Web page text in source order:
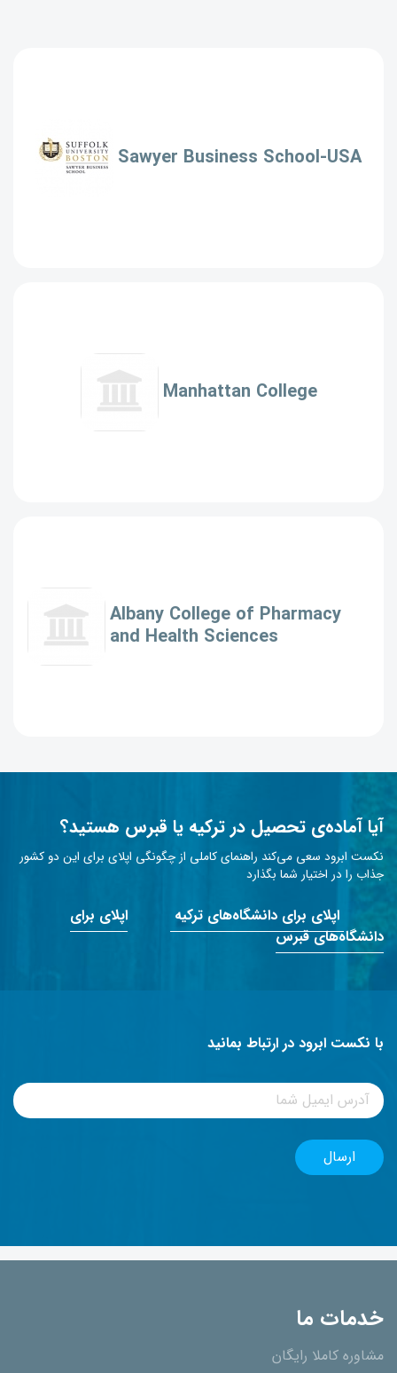
Sawyer Business School-USA
Manhattan College
Albany College of Pharmacy
and Health Sciences
آیا آماده‌ی تحصیل در ترکیه یا قبرس هستید؟
نکست ابرود سعی می‌کند راهنمای کاملی از چگونگی اپلای برای این دو کشور
جذاب را در اختیار شما بگذارد
اپلای برای دانشگاه‌های ترکیه
اپلای برای
دانشگاه‌های قبرس
با نکست ابرود در ارتباط بمانید
خدمات ما
مشاوره کاملا رایگان